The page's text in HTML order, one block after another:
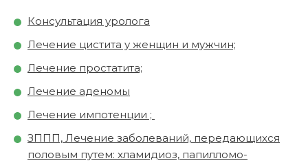
Консультация уролога
Лечение цистита у женщин и мужчин;
Лечение простатита;
Лечение аденомы
Лечение импотенции ;
ЗППП, Лечение заболеваний, передающихся
половым путем: хламидиоз, папилломо-